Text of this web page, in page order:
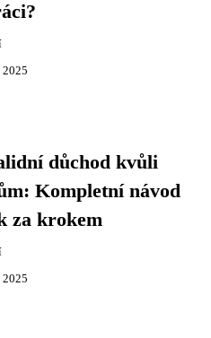
2025
důchod kvůli
Kompletní návod
za krokem
2025